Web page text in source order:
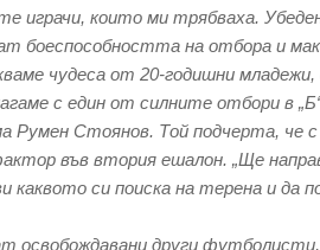
играчи, които ми трябваха.
боеспособността на отбора и
чудеса от 20-годишни
с един от силните отбори в
Стоянов. Той подчерта, че с
във втория ешалон. „Ще
си поиска на терена и да
освобождавани други